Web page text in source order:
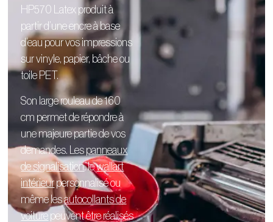
HP570 Latex produit à
partir d’une encre à base
d’eau pour vos impressions
sur vinyle, papier, bâche ou
toile PET.
Son large rouleau de 160
cm permet de répondre à
une majeure partie de vos
demandes. Les panneaux
de signalisation, lewallart
intérieurpersonnaliséou
même lesautocollants de
voiture peuvent être réalisés